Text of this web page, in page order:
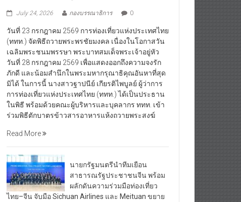
July 24, 2026 กองบรรณาธิการ 0
วันที่ 23 กรกฎาคม 2569 การท่องเที่ยวแห่งประเทศไทย
(ททท.) จัดพิธีถวายพระพรชัยมงคล เนื่องในโอกาสวัน
เฉลิมพระชนมพรรษา พระบาทสมเด็จพระเจ้าอยู่หัว
วันที่ 28 กรกฎาคม 2569 เพื่อแสดงออกถึงความจงรัก
ภักดี และน้อมสำนึกในพระมหากรุณาธิคุณอันหาที่สุด
มิได้ ในการนี้ นางสาวฐาปนีย์ เกียรติไพบูลย์ ผู้ว่าการ
การท่องเที่ยวแห่งประเทศไทย (ททท.) ได้เป็นประธาน
ในพิธี พร้อมด้วยคณะผู้บริหารและบุคลากร ททท. เข้า
ร่วมพิธีตักบาตรข้าวสารอาหารแห้งถวายพระสงฆ์
Read More
นายกรัฐมนตรีนำทีมเยือน
สาธารณรัฐประชาชนจีน พร้อม
ผลักดันความร่วมมือท่องเที่ยว
ไทย–จีน จับมือ Sichuan Airlines และ Meituan ขยาย